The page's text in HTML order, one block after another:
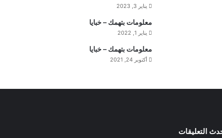
يناير 3, 2023
معلومات بتهمك – خبايا
يناير 1, 2022
معلومات بتهمك – خبايا
أكتوبر 24, 2021
التعليقات